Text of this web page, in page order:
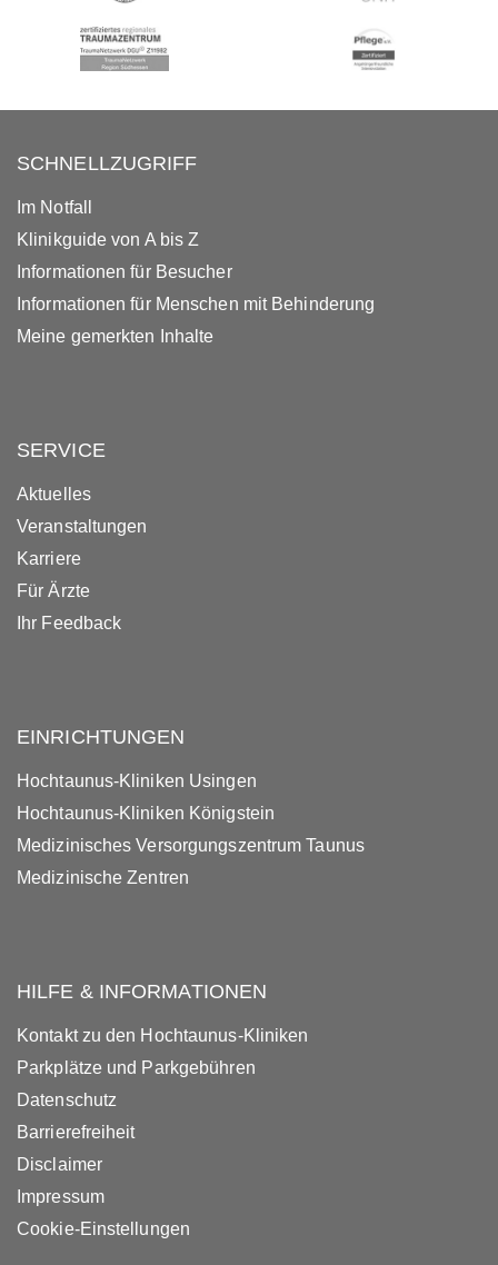
SCHNELLZUGRIFF
Im Notfall
Klinikguide von A bis Z
Informationen für Besucher
Informationen für Menschen mit Behinderung
Meine gemerkten Inhalte
SERVICE
Aktuelles
Veranstaltungen
Karriere
Für Ärzte
Ihr Feedback
EINRICHTUNGEN
Hochtaunus-Kliniken Usingen
Hochtaunus-Kliniken Königstein
Medizinisches Versorgungszentrum Taunus
Medizinische Zentren
HILFE & INFORMATIONEN
Kontakt zu den Hochtaunus-Kliniken
Parkplätze und Parkgebühren
Datenschutz
Barrierefreiheit
Disclaimer
Impressum
Cookie-Einstellungen